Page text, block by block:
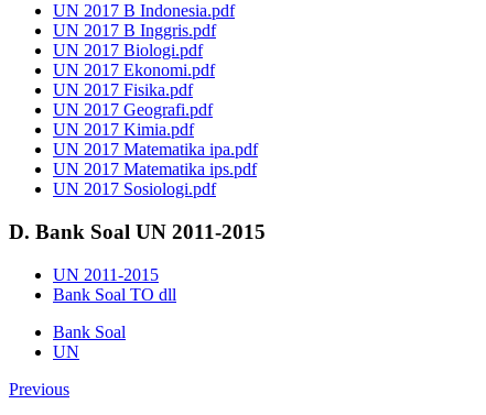
UN 2017 B Indonesia.pdf
UN 2017 B Inggris.pdf
UN 2017 Biologi.pdf
UN 2017 Ekonomi.pdf
UN 2017 Fisika.pdf
UN 2017 Geografi.pdf
UN 2017 Kimia.pdf
UN 2017 Matematika ipa.pdf
UN 2017 Matematika ips.pdf
UN 2017 Sosiologi.pdf
D. Bank Soal UN 2011-2015
UN 2011-2015
Bank Soal TO dll
Bank Soal
UN
Previous